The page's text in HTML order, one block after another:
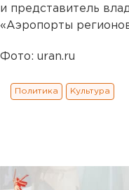
и представитель
«Аэропорты
Фото: uran.ru
Политика Культура